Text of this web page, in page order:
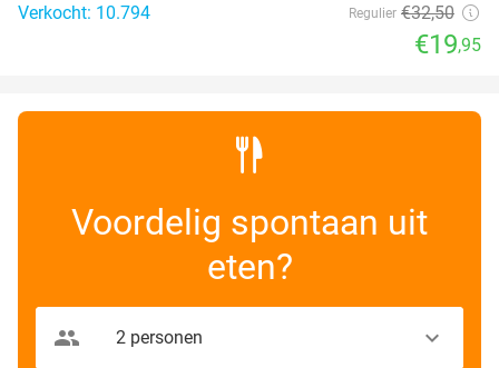
Verkocht: 10.794
Regulier €32,50
€19,95
Voordelig spontaan uit
eten?